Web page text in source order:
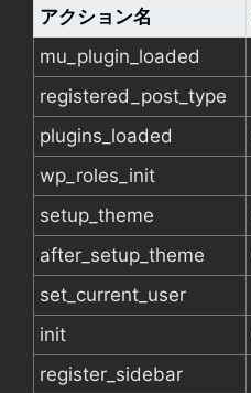
アクション名
mu_plugin_loaded
registered_post_type
plugins_loaded
wp_roles_init
setup_theme
after_setup_theme
set_current_user
init
register_sidebar